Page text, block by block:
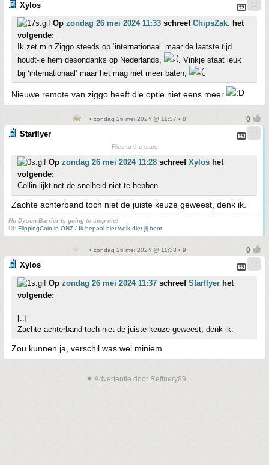
Xylos
Op zondag 26 mei 2024 11:33 schreef ChipsZak. het
volgende:
Ik zet m’n Ziggo steeds op ‘internationaal’ maar de laatste tijd
houdt-ie hem desondanks op Nederlands,
. Vinkje staat leuk
bij ‘internationaal’ maar het mag niet meer baten,
.
Nieuwe remote van ziggo heeft die optie niet eens meer
• zondag 26 mei 2024 @ 11:37 • 8
Starflyer
Flies to the stars
Op zondag 26 mei 2024 11:28 schreef Xylos het
volgende:
Collin lijkt net de snelheid niet te hebben
Zachte achterband toch niet de juiste keuze geweest, denk ik.
No Dyson Barrier is going to stop me!
UI: FlippingCoin in ONZ / Ik bepaal hier welk dier jij bent
• zondag 26 mei 2024 @ 11:38 • 9
Xylos
Op zondag 26 mei 2024 11:37 schreef Starflyer het
volgende:
[..]
Zachte achterband toch niet de juiste keuze geweest, denk ik.
Zou kunnen ja, verschil was wel miniem
▼ Advertentie door Refinery89